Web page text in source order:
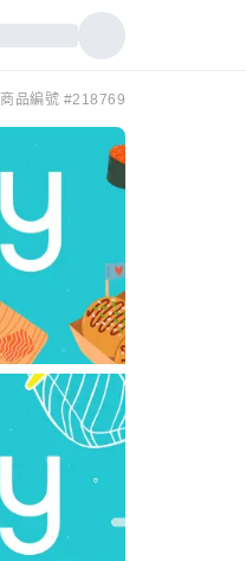
商品編號 #218769